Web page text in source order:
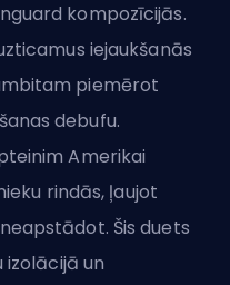
kompozīcijās.
iejaukšanās
piemērot
debufu.
Amerikai
rindās, ļaujot
Šis duets
un